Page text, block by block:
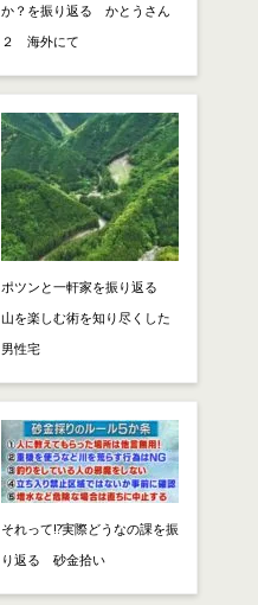
か？を振り返る かとうさん
２ 海外にて
ポツンと一軒家を振り返る
山を楽しむ術を知り尽くした
男性宅
それって!?実際どうなの課を振
り返る 砂金拾い